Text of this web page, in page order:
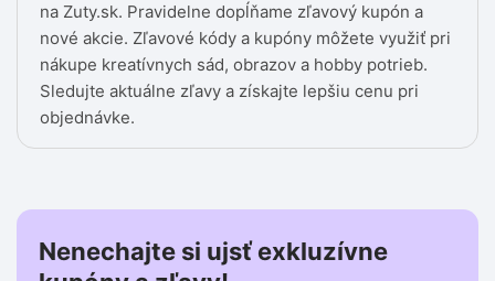
na Zuty.sk. Pravidelne dopĺňame zľavový kupón a
nové akcie. Zľavové kódy a kupóny môžete využiť pri
nákupe kreatívnych sád, obrazov a hobby potrieb.
Sledujte aktuálne zľavy a získajte lepšiu cenu pri
objednávke.
Nenechajte si ujsť exkluzívne